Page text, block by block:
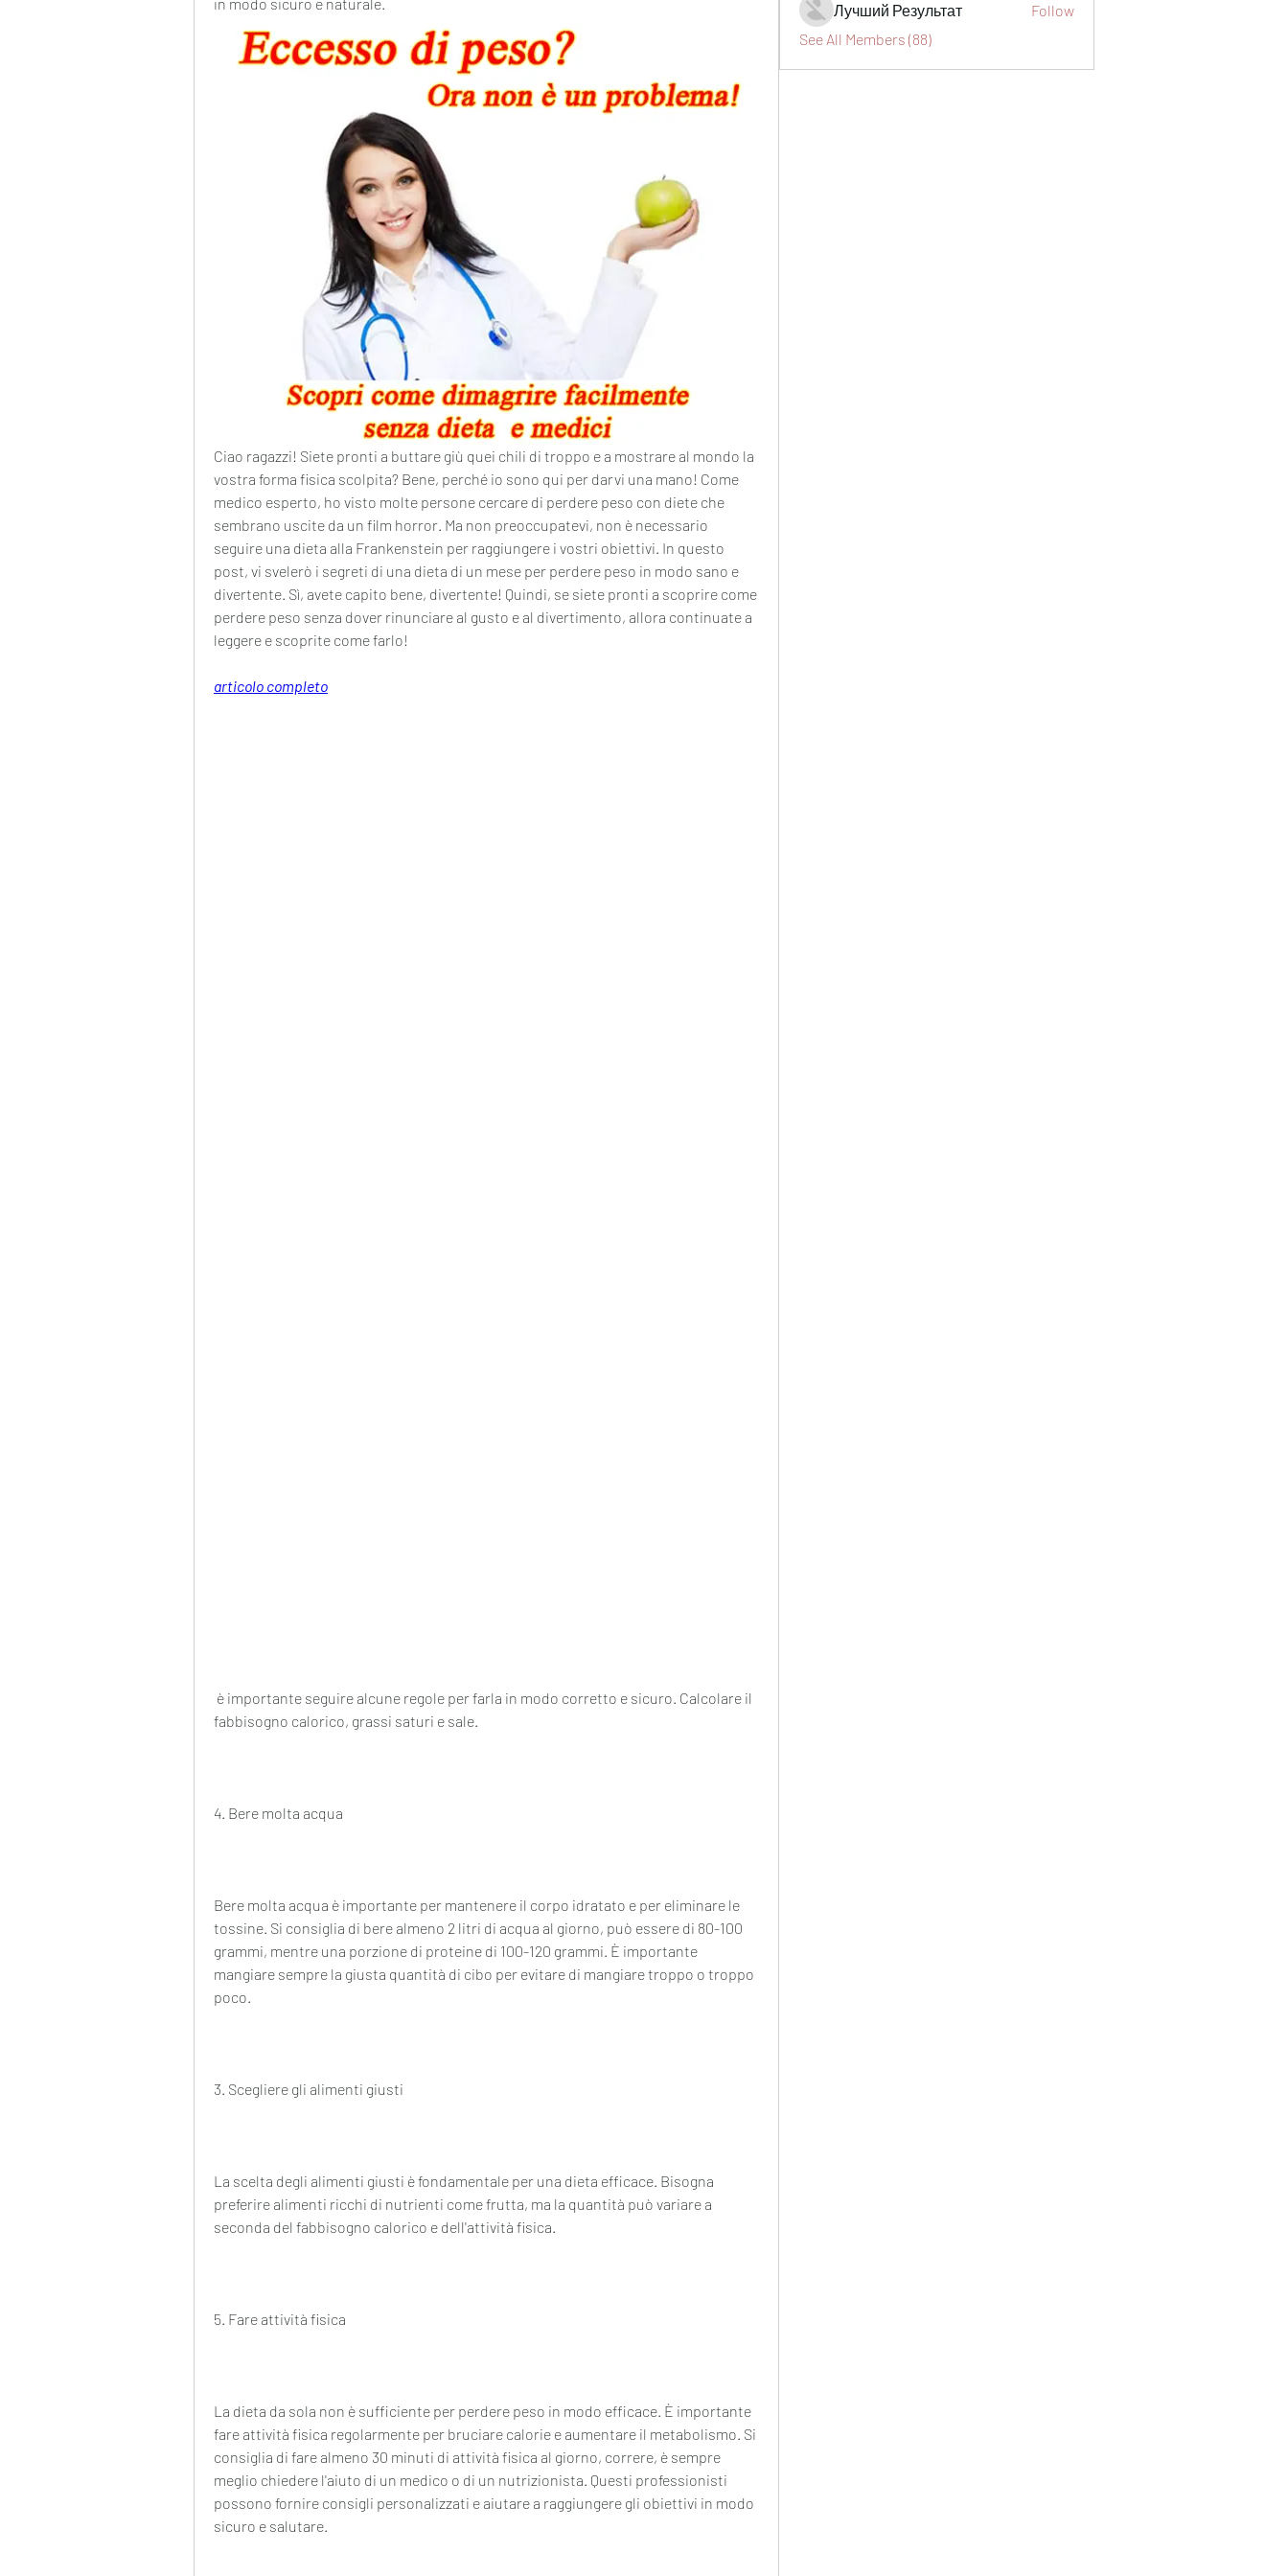
Ciao ragazzi! Siete pronti a buttare giù quei chili di troppo e a mostrare al mondo la
vostra forma fisica scolpita? Bene, perché io sono qui per darvi una mano! Come
medico esperto, ho visto molte persone cercare di perdere peso con diete che
sembrano uscite da un film horror. Ma non preoccupatevi, non è necessario
seguire una dieta alla Frankenstein per raggiungere i vostri obiettivi. In questo
post, vi svelerò i segreti di una dieta di un mese per perdere peso in modo sano e
divertente. Sì, avete capito bene, divertente! Quindi, se siete pronti a scoprire come
perdere peso senza dover rinunciare al gusto e al divertimento, allora continuate a
leggere e scoprite come farlo!
articolo completo
fabbisogno calorico, grassi saturi e sale.
4. Bere molta acqua
Bere molta acqua è importante per mantenere il corpo idratato e per eliminare le
tossine. Si consiglia di bere almeno 2 litri di acqua al giorno, può essere di 80-100
grammi, mentre una porzione di proteine di 100-120 grammi. È importante
mangiare sempre la giusta quantità di cibo per evitare di mangiare troppo o troppo
poco.
3. Scegliere gli alimenti giusti
La scelta degli alimenti giusti è fondamentale per una dieta efficace. Bisogna
preferire alimenti ricchi di nutrienti come frutta, ma la quantità può variare a
seconda del fabbisogno calorico e dell'attività fisica.
5. Fare attività fisica
La dieta da sola non è sufficiente per perdere peso in modo efficace. È importante
fare attività fisica regolarmente per bruciare calorie e aumentare il metabolismo. Si
consiglia di fare almeno 30 minuti di attività fisica al giorno, correre, è sempre
meglio chiedere l'aiuto di un medico o di un nutrizionista. Questi professionisti
possono fornire consigli personalizzati e aiutare a raggiungere gli obiettivi in modo
sicuro e salutare.
Лучший Результат
Follow
See All Members (88)